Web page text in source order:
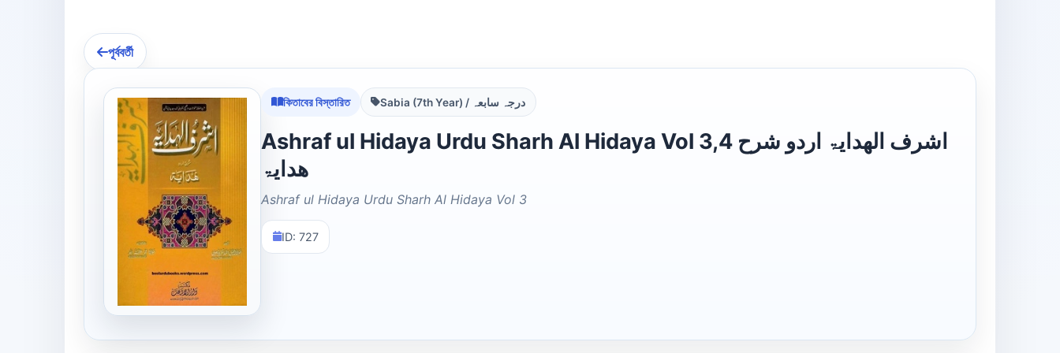
পূর্ববর্তী
কিতাবের বিস্তারিত Sabia (7th Year) / درجہ سابعہ
Ashraf ul Hidaya Urdu Sharh Al Hidaya Vol 3,4 اشرف الھدایۃ اردو شرح
ھدایۃ
Ashraf ul Hidaya Urdu Sharh Al Hidaya Vol 3
ID: 727